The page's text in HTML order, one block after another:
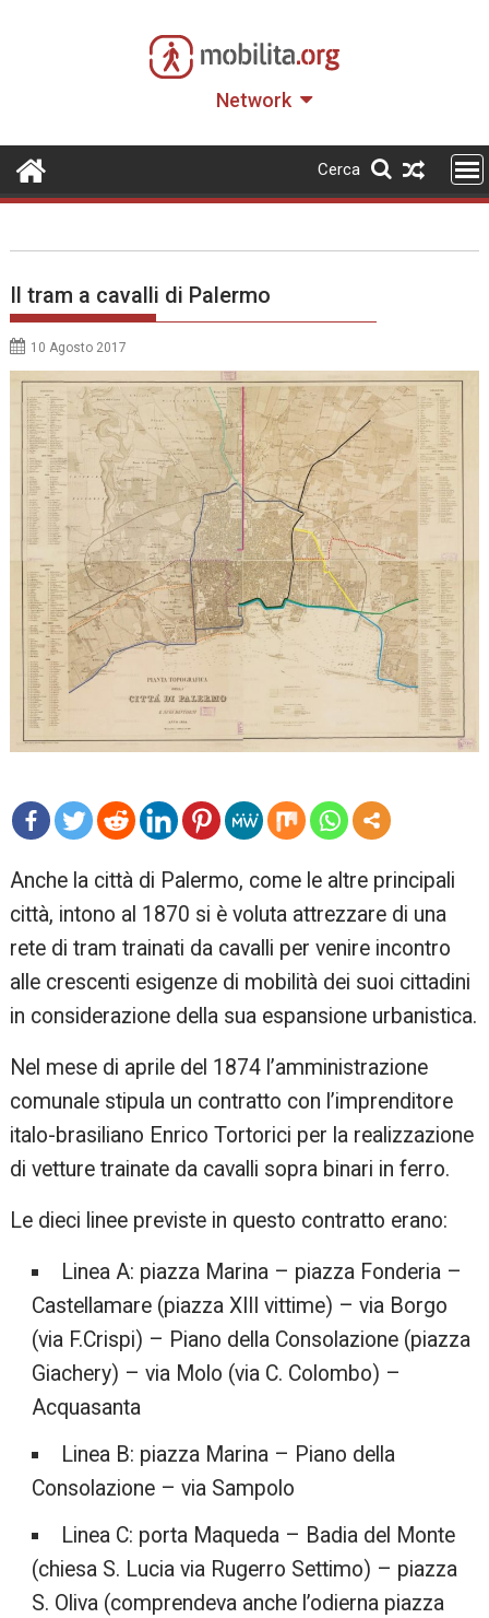
Network
Cerca
Il tram a cavalli di Palermo
10 Agosto 2017
re
Anche la città di Palermo, come le altre principali
città, intono al 1870 si è voluta attrezzare di una
rete di tram trainati da cavalli per venire incontro
alle crescenti esigenze di mobilità dei suoi cittadini
in considerazione della sua espansione urbanistica.
Nel mese di aprile del 1874 l’amministrazione
comunale stipula un contratto con l’imprenditore
italo-brasiliano Enrico Tortorici per la realizzazione
di vetture trainate da cavalli sopra binari in ferro.
Le dieci linee previste in questo contratto erano:
Linea A: piazza Marina – piazza Fonderia –
Castellamare (piazza XIII vittime) – via Borgo
(via F.Crispi) – Piano della Consolazione (piazza
Giachery) – via Molo (via C. Colombo) –
Acquasanta
Linea B: piazza Marina – Piano della
Consolazione – via Sampolo
Linea C: porta Maqueda – Badia del Monte
(chiesa S. Lucia via Rugerro Settimo) – piazza
S. Oliva (comprendeva anche l’odierna piazza